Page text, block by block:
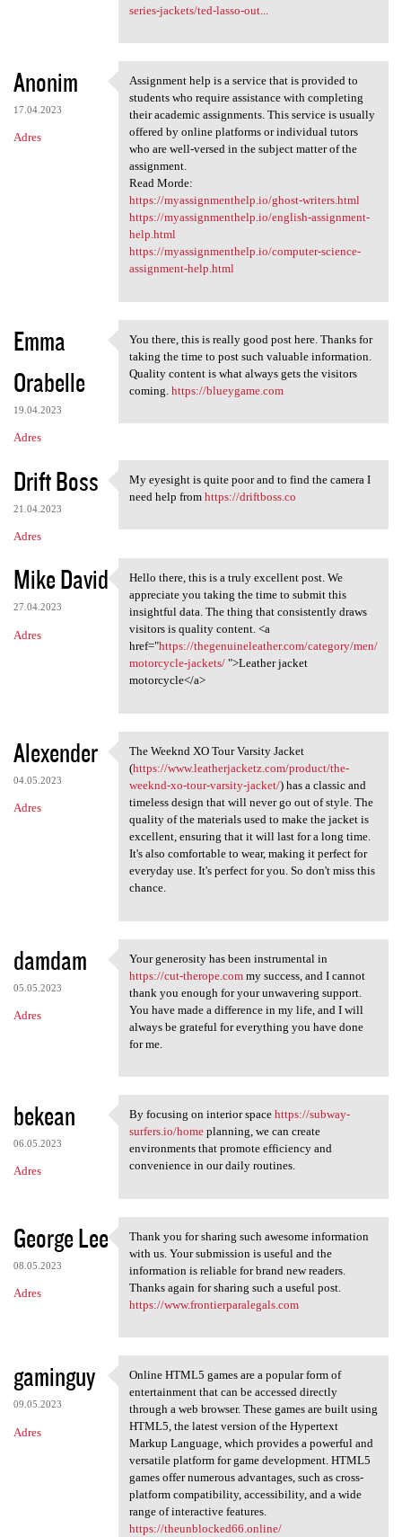
series-jackets/ted-lasso-out...
Anonim
17.04.2023
Adres
Assignment help is a service
Assignment help is a service that is provided to
students who require assistance with completing
their academic assignments. This service is usually
offered by online platforms or individual tutors
who are well-versed in the subject matter of the
assignment.
Read Morde:
https://myassignmenthelp.io/ghost-writers.html
https://myassignmenthelp.io/english-assignment-
help.html
https://myassignmenthelp.io/computer-science-
assignment-help.html
Emma
Orabelle
19.04.2023
Adres
You there, this is really
You there, this is really good post here. Thanks for
taking the time to post such valuable information.
Quality content is what always gets the visitors
coming. https://blueygame.com
Drift Boss
21.04.2023
Adres
My eyesight is quite poor and
My eyesight is quite poor and to find the camera I
need help from https://driftboss.co
Mike David
27.04.2023
Adres
Hello there, this is a truly
Hello there, this is a truly excellent post. We
appreciate you taking the time to submit this
insightful data. The thing that consistently draws
visitors is quality content. <a
href="https://thegenuineleather.com/category/men/
motorcycle-jackets/">Leather jacket
motorcycle</a>
Alexender
04.05.2023
Adres
The Weeknd XO Tour Varsity
The Weeknd XO Tour Varsity Jacket
(https://www.leatherjacketz.com/product/the-
weeknd-xo-tour-varsity-jacket/) has a classic and
timeless design that will never go out of style. The
quality of the materials used to make the jacket is
excellent, ensuring that it will last for a long time.
It's also comfortable to wear, making it perfect for
everyday use. It's perfect for you. So don't miss this
chance.
damdam
05.05.2023
Adres
Your generosity has been
Your generosity has been instrumental in
https://cut-therope.commy success, and I cannot
thank you enough for your unwavering support.
You have made a difference in my life, and I will
always be grateful for everything you have done
for me.
bekean
06.05.2023
Adres
By focusing on interior space
By focusing on interior space https://subway-
surfers.io/homeplanning, we can create
environments that promote efficiency and
convenience in our daily routines.
George Lee
08.05.2023
Adres
Thank you for sharing such
Thank you for sharing such awesome information
with us. Your submission is useful and the
information is reliable for brand new readers.
Thanks again for sharing such a useful post.
https://www.frontierparalegals.com
gaminguy
09.05.2023
Adres
Online HTML5 games are a
Online HTML5 games are a popular form of
entertainment that can be accessed directly
through a web browser. These games are built using
HTML5, the latest version of the Hypertext
Markup Language, which provides a powerful and
versatile platform for game development. HTML5
games offer numerous advantages, such as cross-
platform compatibility, accessibility, and a wide
range of interactive features.
https://theunblocked66.online/